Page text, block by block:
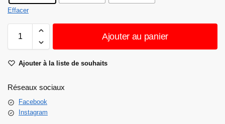
Effacer
Ajouter au panier
Ajouter à la liste de souhaits
Réseaux sociaux
Facebook
Instagram